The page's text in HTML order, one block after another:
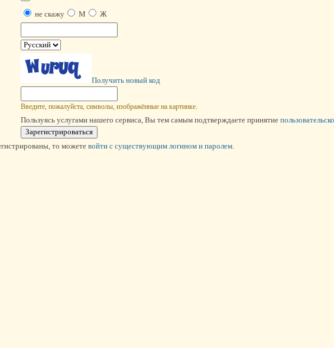
не скажу М
Ж
Получить новый код
Введите, пожалуйста, символы, изображённые на картинке.
Пользуясь услугами нашего сервиса, Вы тем самым подтверждаете принятие
то можете войти c существующим логином и паролем.